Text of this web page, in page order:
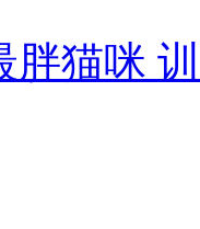
胖猫咪